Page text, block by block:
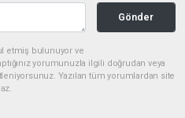
Gönder
etmiş bulunuyor ve
yorumunuzla ilgili doğrudan veya
Yazılan tüm yorumlardan site